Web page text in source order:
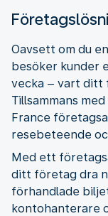
Oavsett om du
besöker kunder
vecka – vart ditt
Tillsammans
France
resebeteende
Med ett
ditt företag dra
förhandlade
kontohanterare